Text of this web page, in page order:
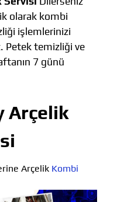
olarak kombi
işlemlerinizi
Petek temizliği ve
7 günü
Arçelik
Arçelik Kombi